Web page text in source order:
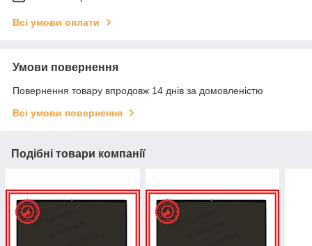
Всі умови оплати
Умови повернення
Повернення товару впродовж 14 днів за домовленістю
Всі умови повернення
Подібні товари компанії